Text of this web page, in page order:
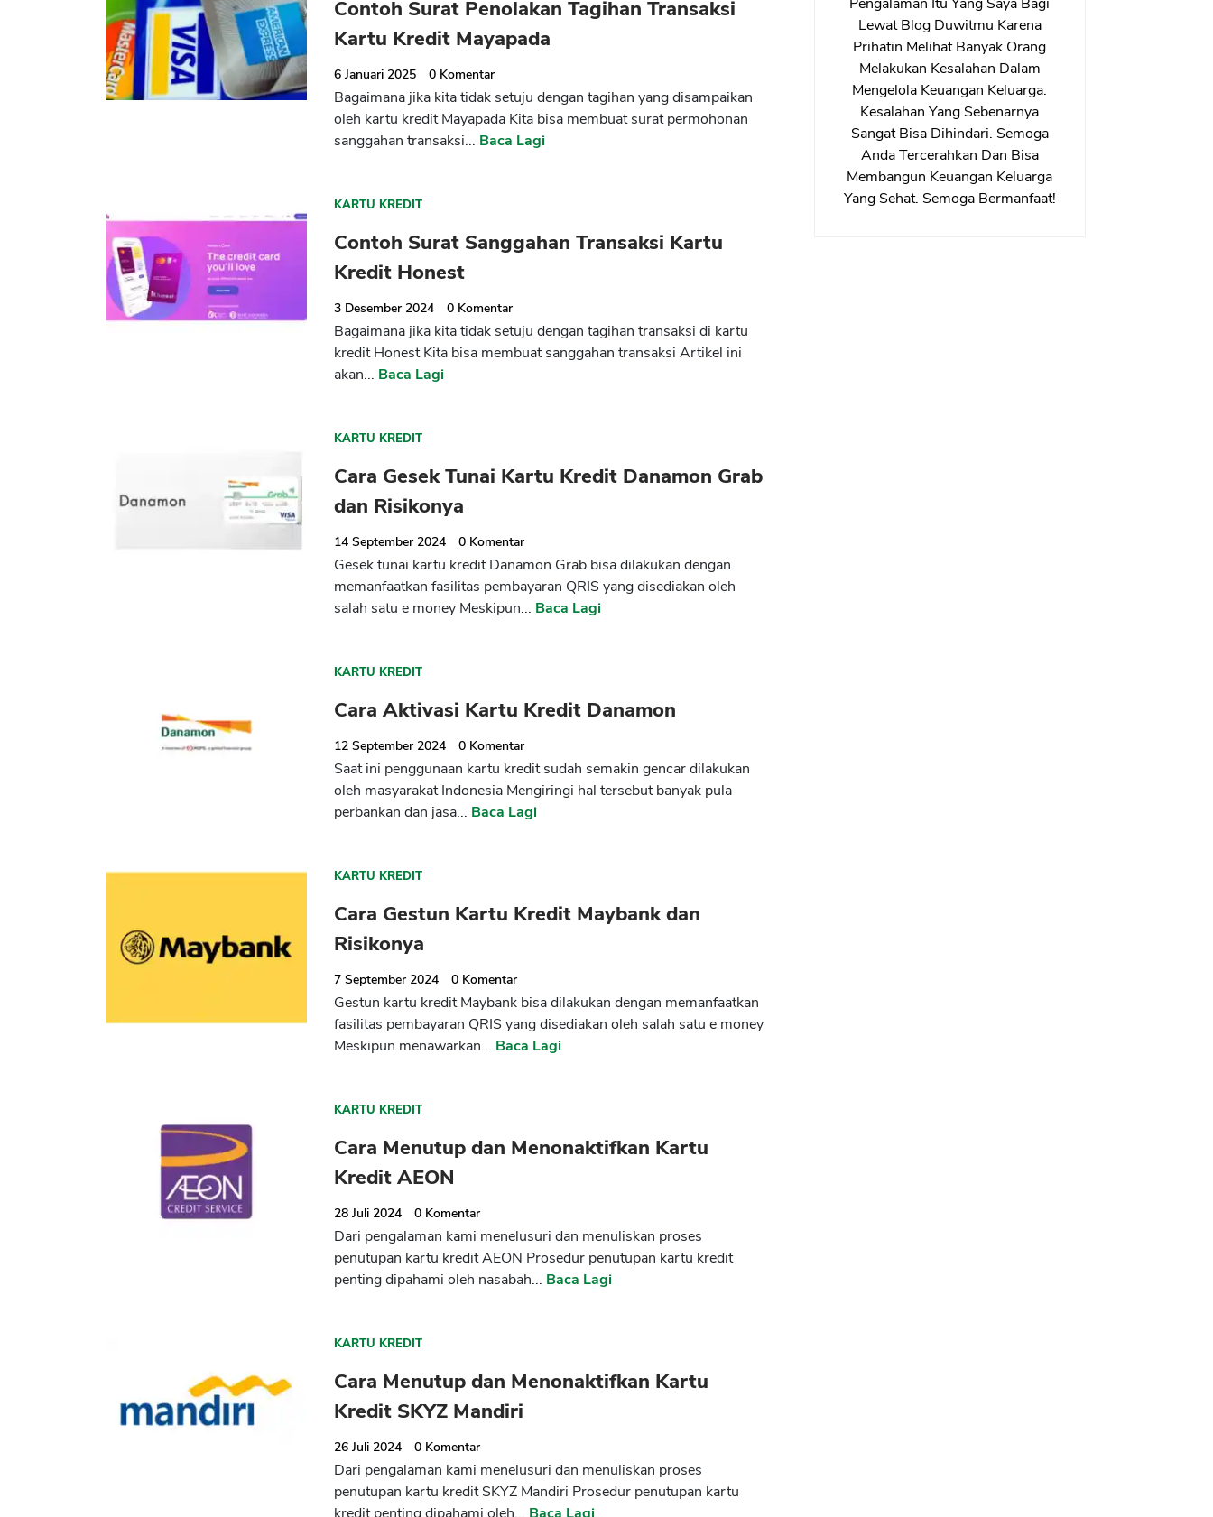
Contoh Surat Penolakan Tagihan Transaksi
Kartu Kredit Mayapada
6 Januari 2025 0 Komentar
Bagaimana jika kita tidak setuju dengan tagihan yang disampaikan
oleh kartu kredit Mayapada Kita bisa membuat surat permohonan
sanggahan transaksi... Baca Lagi
KARTU KREDIT
Contoh Surat Sanggahan Transaksi Kartu
Kredit Honest
3 Desember 2024 0 Komentar
Bagaimana jika kita tidak setuju dengan tagihan transaksi di kartu
kredit Honest Kita bisa membuat sanggahan transaksi Artikel ini
akan... Baca Lagi
KARTU KREDIT
Cara Gesek Tunai Kartu Kredit Danamon Grab
dan Risikonya
14 September 2024 0 Komentar
Gesek tunai kartu kredit Danamon Grab bisa dilakukan dengan
memanfaatkan fasilitas pembayaran QRIS yang disediakan oleh
salah satu e money Meskipun... Baca Lagi
KARTU KREDIT
Cara Aktivasi Kartu Kredit Danamon
12 September 2024 0 Komentar
Saat ini penggunaan kartu kredit sudah semakin gencar dilakukan
oleh masyarakat Indonesia Mengiringi hal tersebut banyak pula
perbankan dan jasa... Baca Lagi
KARTU KREDIT
Cara Gestun Kartu Kredit Maybank dan
Risikonya
7 September 2024 0 Komentar
Gestun kartu kredit Maybank bisa dilakukan dengan memanfaatkan
fasilitas pembayaran QRIS yang disediakan oleh salah satu e money
Meskipun menawarkan... Baca Lagi
KARTU KREDIT
Cara Menutup dan Menonaktifkan Kartu
Kredit AEON
28 Juli 2024 0 Komentar
Dari pengalaman kami menelusuri dan menuliskan proses
penutupan kartu kredit AEON Prosedur penutupan kartu kredit
penting dipahami oleh nasabah... Baca Lagi
KARTU KREDIT
Cara Menutup dan Menonaktifkan Kartu
Kredit SKYZ Mandiri
26 Juli 2024 0 Komentar
Dari pengalaman kami menelusuri dan menuliskan proses
penutupan kartu kredit SKYZ Mandiri Prosedur penutupan kartu
Lewat Blog Duwitmu Karena
Prihatin Melihat Banyak Orang
Melakukan Kesalahan Dalam
Mengelola Keuangan Keluarga.
Kesalahan Yang Sebenarnya
Sangat Bisa Dihindari. Semoga
Anda Tercerahkan Dan Bisa
Membangun Keuangan Keluarga
Yang Sehat. Semoga Bermanfaat!